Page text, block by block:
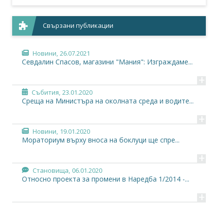
Свързани публикации
Новини, 26.07.2021
Севдалин Спасов, магазини "Мания": Изграждаме...
+
Събития, 23.01.2020
Среща на Министъра на околната среда и водите...
+
Новини, 19.01.2020
Мораториум върху вноса на боклуци ще спре...
+
Становища, 06.01.2020
Относно проекта за промени в Наредба 1/2014 -...
+